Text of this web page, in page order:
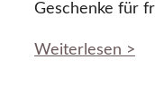
Geschenke für
Weiterlesen >